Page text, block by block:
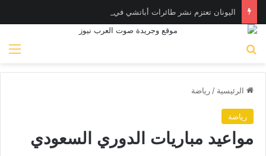
اليونان تعتزم نشر طائرات أباتشي في الإمارات لصيد المسـيّرات
الرئيسية / رياضة
رياضة
مواعيد مباريات الدوري السعودي